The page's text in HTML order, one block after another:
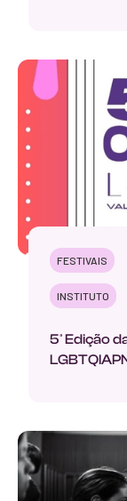
FESTIVAIS
INSTITUTO
5ª Edição